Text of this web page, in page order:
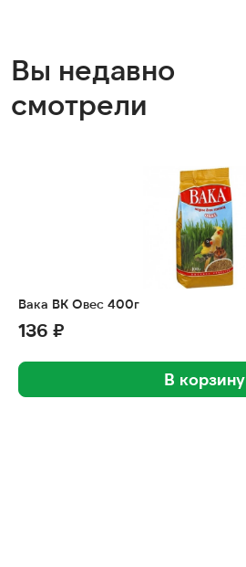
Вы недавно
смотрели
Вака ВК Овес 400г
136 ₽
В корзину